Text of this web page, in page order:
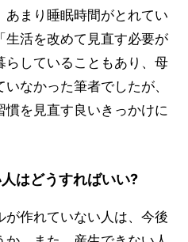
まり睡眠時間がとれてい
生活を改めて見直す必要が
らしていることもあり、母
なかった筆者でしたが、
を見直す良いきっかけに
はどうすればいい?
作れていない人は、今後